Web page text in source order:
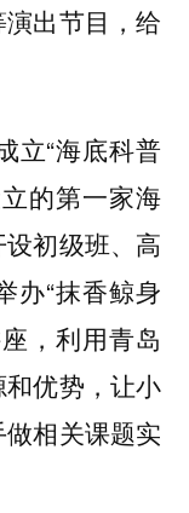
演出节目，给
立“海底科普
的第一家海
初级班、高
办“抹香鲸身
，利用青岛
优势，让小
相关课题实